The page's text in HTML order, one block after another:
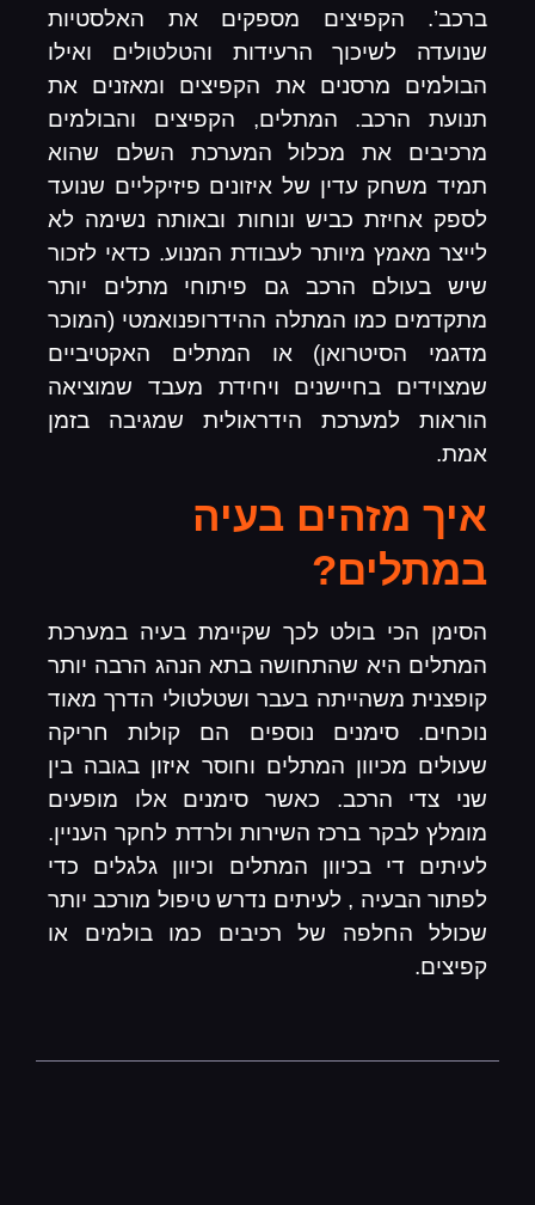
ברכב’. הקפיצים מספקים את האלסטיות
שנועדה לשיכוך הרעידות והטלטולים ואילו
הבולמים מרסנים את הקפיצים ומאזנים את
תנועת הרכב. המתלים, הקפיצים והבולמים
מרכיבים את מכלול המערכת השלם שהוא
תמיד משחק עדין של איזונים פיזיקליים שנועד
לספק אחיזת כביש ונוחות ובאותה נשימה לא
לייצר מאמץ מיותר לעבודת המנוע. כדאי לזכור
שיש בעולם הרכב גם פיתוחי מתלים יותר
מתקדמים כמו המתלה ההידרופנואמטי (המוכר
מדגמי הסיטרואן) או המתלים האקטיביים
שמצוידים בחיישנים ויחידת מעבד שמוציאה
הוראות למערכת הידראולית שמגיבה בזמן
אמת.
איך מזהים בעיה
במתלים?
הסימן הכי בולט לכך שקיימת בעיה במערכת
המתלים היא שהתחושה בתא הנהג הרבה יותר
קופצנית משהייתה בעבר ושטלטולי הדרך מאוד
נוכחים. סימנים נוספים הם קולות חריקה
שעולים מכיוון המתלים וחוסר איזון בגובה בין
שני צדי הרכב. כאשר סימנים אלו מופעים
מומלץ לבקר ברכז השירות ולרדת לחקר העניין.
לעיתים די בכיוון המתלים וכיוון גלגלים כדי
לפתור הבעיה , לעיתים נדרש טיפול מורכב יותר
שכולל החלפה של רכיבים כמו בולמים או
קפיצים.